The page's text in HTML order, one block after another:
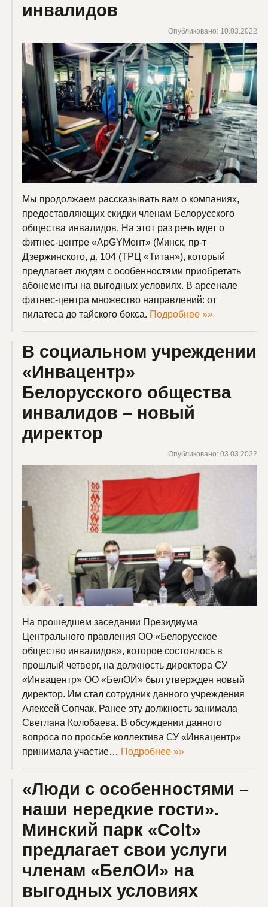
инвалидов
Опубликовано: 10.03.2022
Мы продолжаем рассказывать вам о компаниях,
предоставляющих скидки членам Белорусского
общества инвалидов. На этот раз речь идет о
фитнес-центре «ApGYMент» (Минск, пр-т
Дзержинского, д. 104 (ТРЦ «Титан»), который
предлагает людям с особенностями приобретать
абонементы на выгодных условиях. В арсенале
фитнес-центра множество направлений: от
пилатеса до тайского бокса. Подробнее »»
В социальном учреждении
«Инвацентр»
Белорусского общества
инвалидов – новый
директор
Опубликовано: 03.03.2022
На прошедшем заседании Президиума
Центрального правления ОО «Белорусское
общество инвалидов», которое состоялось в
прошлый четверг, на должность директора СУ
«Инвацентр» ОО «БелОИ» был утвержден новый
директор. Им стал сотрудник данного учреждения
Алексей Сопчак. Ранее эту должность занимала
Светлана Колобаева. В обсуждении данного
вопроса по просьбе коллектива СУ «Инвацентр»
принимала участие… Подробнее »»
«Люди с особенностями –
наши нередкие гости».
Минский парк «Colt»
предлагает свои услуги
членам «БелОИ» на
выгодных условиях